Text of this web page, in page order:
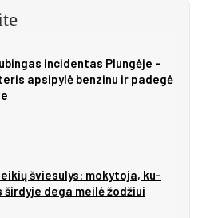
in­ci­den­tas Plun­gė­je –
ap­si­py­lė ben­zi­nu ir pa­de­gė
švie­su­lys: mo­ky­to­ja, ku­
šir­dy­je de­ga mei­lė žo­džiui